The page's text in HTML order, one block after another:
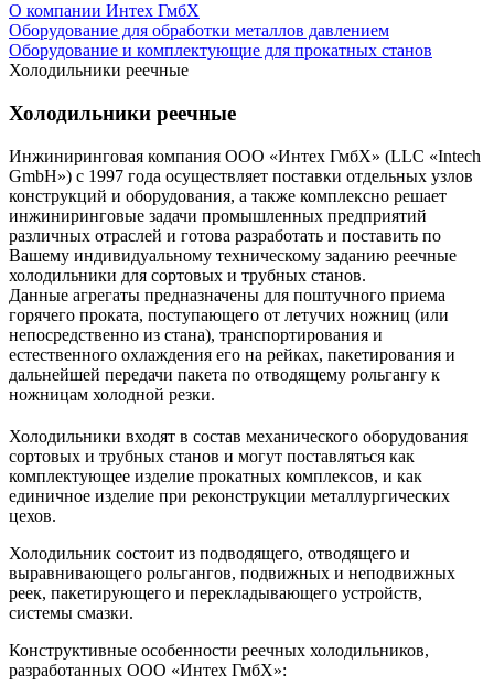
О компании Интех ГмбХ
Оборудование для обработки металлов давлением
Оборудование и комплектующие для прокатных станов
Холодильники реечные
Холодильники реечные
Инжиниринговая компания ООО «Интех ГмбХ» (LLC «Intech
GmbH») с 1997 года осуществляет поставки отдельных узлов
конструкций и оборудования, а также комплексно решает
инжиниринговые задачи промышленных предприятий
различных отраслей и готова разработать и поставить по
Вашему индивидуальному техническому заданию реечные
холодильники для сортовых и трубных станов.
Данные агрегаты предназначены для поштучного приема
горячего проката, поступающего от летучих ножниц (или
непосредственно из стана), транспортирования и
естественного охлаждения его на рейках, пакетирования и
дальнейшей передачи пакета по отводящему рольгангу к
ножницам холодной резки.
Холодильники входят в состав механического оборудования
сортовых и трубных станов и могут поставляться как
комплектующее изделие прокатных комплексов, и как
единичное изделие при реконструкции металлургических
цехов.
Холодильник состоит из подводящего, отводящего и
выравнивающего рольгангов, подвижных и неподвижных
реек, пакетирующего и перекладывающего устройств,
системы смазки.
Конструктивные особенности реечных холодильников,
разработанных ООО «Интех ГмбХ»: